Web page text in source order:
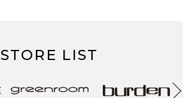
STORE LIST